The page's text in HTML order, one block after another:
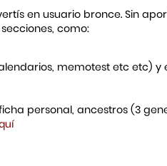
en usuario bronce. Sin
como:
memotest etc etc)
personal, ancestros (3